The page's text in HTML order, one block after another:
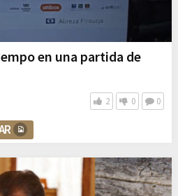
en una partida de
2 0 0